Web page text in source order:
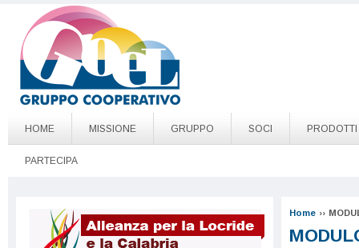
Salta al contenuto principale
Go to page top
HOME MISSIONE GRUPPO SOCI PRODOTTI
PARTECIPA
Home ››